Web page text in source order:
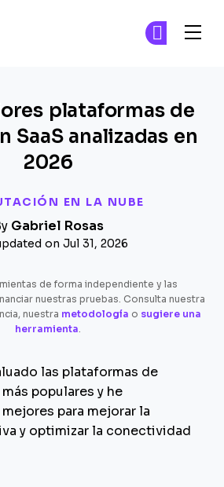
EN LA NUBE
plataformas de
SaaS analizadas en
2026
Gabriel Rosas
on Jul 31, 2026
de forma independiente y las
nuestras pruebas. Consulta nuestra
nuestra metodología o sugiere una
herramienta.
las plataformas de
populares y he
para mejorar la
y optimizar la conectividad